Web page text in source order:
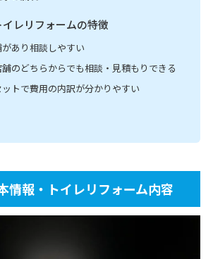
レリフォームの特徴
あり相談しやすい
のどちらからでも相談・見積もりできる
トで費用の内訳が分かりやすい
情報・トイレリフォーム内容